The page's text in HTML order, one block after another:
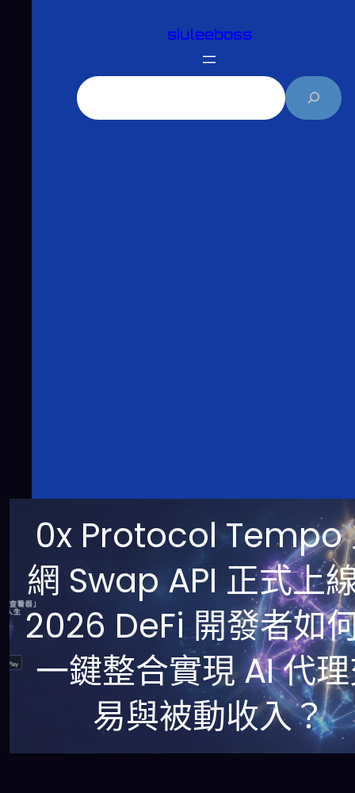
siuleeboss
0x Protocol Tempo
網 Swap API 正式上
2026 DeFi 開發者如
一鍵整合實現 AI 代
易與被動收入？